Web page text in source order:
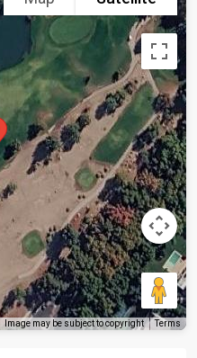
Image may be subject to copyright Terms